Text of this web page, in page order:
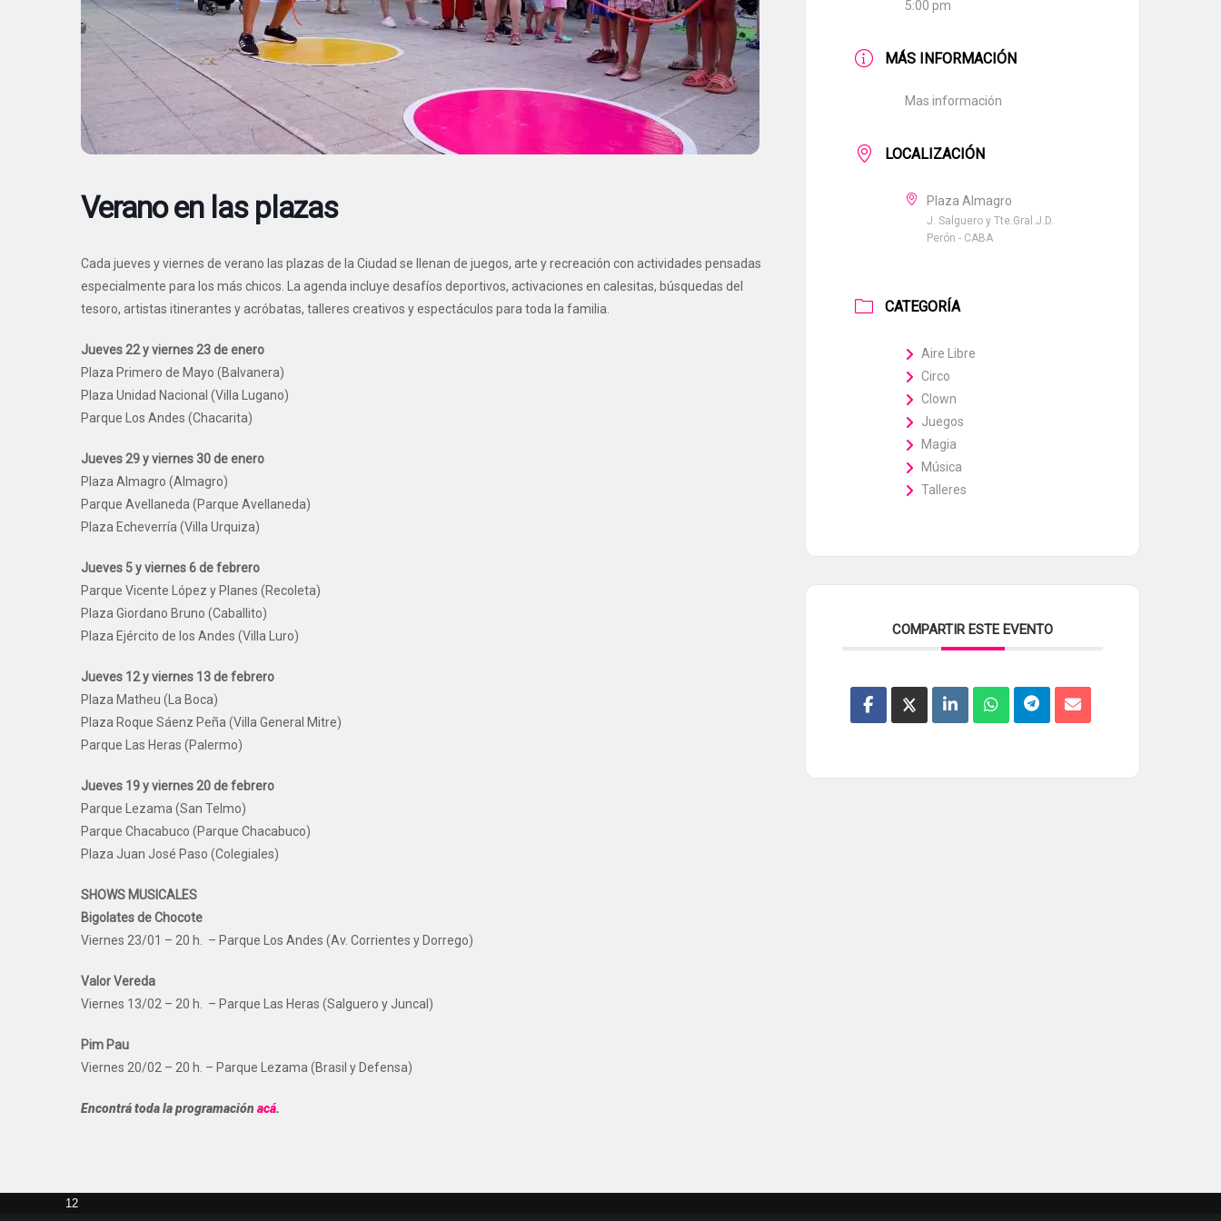
Verano en las plazas
Cada jueves y viernes de verano las plazas de la Ciudad se llenan de juegos, arte y recreación con actividades pensadas
especialmente para los más chicos. La agenda incluye desafíos deportivos, activaciones en calesitas, búsquedas del
tesoro, artistas itinerantes y acróbatas, talleres creativos y espectáculos para toda la familia.
Jueves 22 y viernes 23 de enero
Plaza Primero de Mayo (Balvanera)
Plaza Unidad Nacional (Villa Lugano)
Parque Los Andes (Chacarita)
Jueves 29 y viernes 30 de enero
Plaza Almagro (Almagro)
Parque Avellaneda (Parque Avellaneda)
Plaza Echeverría (Villa Urquiza)
Jueves 5 y viernes 6 de febrero
Parque Vicente López y Planes (Recoleta)
Plaza Giordano Bruno (Caballito)
Plaza Ejército de los Andes (Villa Luro)
Jueves 12 y viernes 13 de febrero
Plaza Matheu (La Boca)
Plaza Roque Sáenz Peña (Villa General Mitre)
Parque Las Heras (Palermo)
Jueves 19 y viernes 20 de febrero
Parque Lezama (San Telmo)
Parque Chacabuco (Parque Chacabuco)
Plaza Juan José Paso (Colegiales)
SHOWS MUSICALES
Bigolates de Chocote
Viernes 23/01 – 20 h. – Parque Los Andes (Av. Corrientes y Dorrego)
Valor Vereda
Viernes 13/02 – 20 h. – Parque Las Heras (Salguero y Juncal)
Pim Pau
Viernes 20/02 – 20 h. – Parque Lezama (Brasil y Defensa)
Encontrá toda la programación acá.
5:00 pm
MÁS INFORMACIÓN
Mas información
LOCALIZACIÓN
Plaza Almagro
J. Salguero y Tte.Gral.J.D.
Perón - CABA
CATEGORÍA
Aire Libre
Circo
Clown
Juegos
Magia
Música
Talleres
COMPARTIR ESTE EVENTO
12